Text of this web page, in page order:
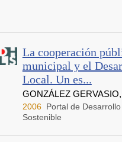
La cooperación
municipal y el
Local. Un es...
GONZÁLEZ
2006
Portal de
Sostenible